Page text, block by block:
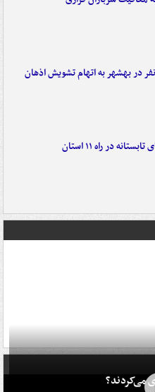
دستگیری ۶ نفر در بهشهر به اتهام تشویش اذهان
در راه ۱۱ استان
می‌کردند؟